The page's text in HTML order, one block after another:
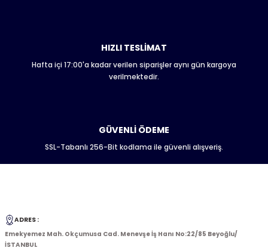
Gönder
HIZLI TESLİMAT
Hafta içi 17:00'a kadar verilen siparişler aynı gün kargoya
verilmektedir.
GÜVENLİ ÖDEME
SSL-Tabanlı 256-Bit kodlama ile güvenli alışveriş.
ADRES :
Emekyemez Mah. Okçumusa Cad. Menevşe İş Hanı No:22/85 Beyoğlu/
İSTANBUL